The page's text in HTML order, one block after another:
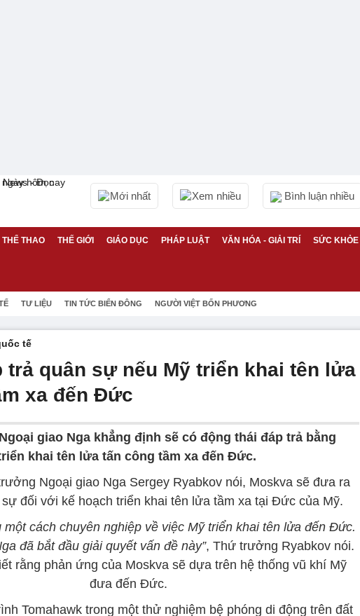
Mới nhất Xem nhiều Bình luận nhiều
THỂ THAO THẾ GIỚI GIÁO DỤC PHÁP LUẬT VĂN HÓA - GIẢI TRÍ SỨC KHỎE
TƯ LIỆU TIN TỨC BIỂN ĐÔNG NGƯỜI VIỆT BỐN PHƯƠNG
tế
trả quân sự nếu Mỹ triển khai tên lửa
xa đến Đức
giao Nga khẳng định sẽ có động thái đáp trả bằng
khai tên lửa tấn công tầm xa đến Đức.
Ngoại giao Nga Sergey Ryabkov nói, Moskva sẽ đưa ra
đối với kế hoạch triển khai tên lửa tầm xa tại Đức của Mỹ.
một cách chuyên nghiệp về việc Mỹ triển khai tên lửa đến Đức.
đã bắt đầu giải quyết vấn đề này”, Thứ trưởng Ryabkov nói.
rằng phản ứng của Moskva sẽ dựa trên hệ thống vũ khí Mỹ
đưa đến Đức.